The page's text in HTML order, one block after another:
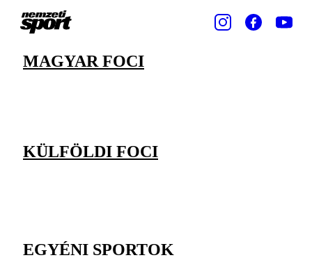
MAGYAR FOCI
KÜLFÖLDI FOCI
EGYÉNI SPORTOK